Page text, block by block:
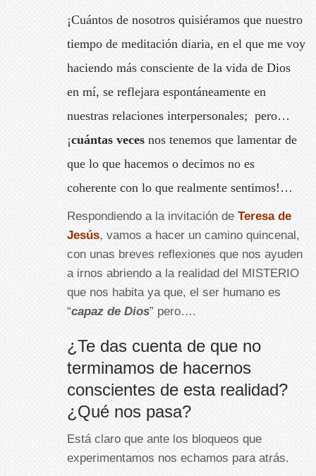
¡Cuántos de nosotros quisiéramos que nuestro
tiempo de meditación diaria, en el que me voy
haciendo más consciente de la vida de Dios
en mí, se reflejara espontáneamente en
nuestras relaciones interpersonales; pero…
¡cuántas veces nos tenemos que lamentar de
que lo que hacemos o decimos no es
coherente con lo que realmente sentimos!…
Respondiendo a la invitación de Teresa de
Jesús, vamos a hacer un camino quincenal,
con unas breves reflexiones que nos ayuden
a irnos abriendo a la realidad del MISTERIO
que nos habita ya que, el ser humano es
“capaz de Dios” pero….
¿Te das cuenta de que no
terminamos de hacernos
conscientes de esta realidad?
¿Qué nos pasa?
Está claro que ante los bloqueos que
experimentamos nos echamos para atrás.